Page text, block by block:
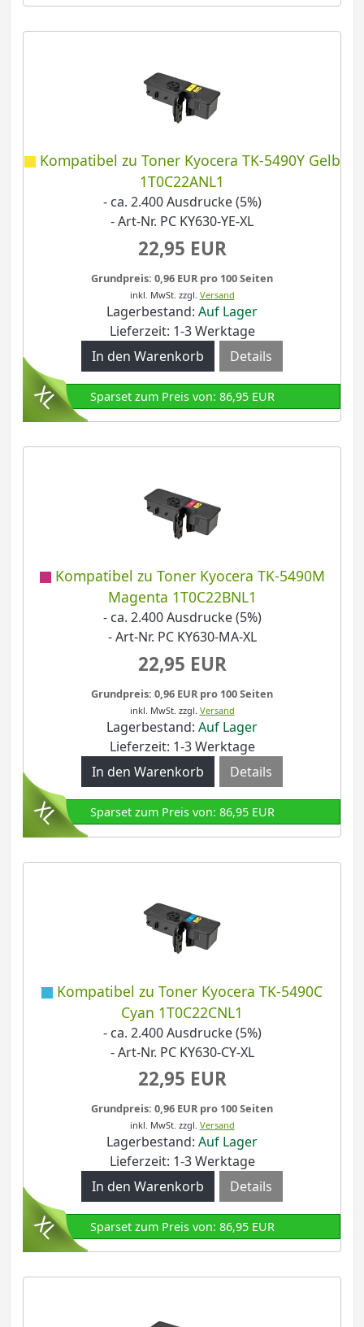
Kompatibel zu Toner Kyocera TK-5490Y Gelb
1T0C22ANL1
- ca. 2.400 Ausdrucke (5%)
- Art-Nr. PC KY630-YE-XL
22,95 EUR
Grundpreis: 0,96 EUR pro 100 Seiten
inkl. MwSt. zzgl. Versand
Lagerbestand: Auf Lager
Lieferzeit: 1-3 Werktage
Details
Sparset zum Preis von: 86,95 EUR
Kompatibel zu Toner Kyocera TK-5490M
Magenta 1T0C22BNL1
- ca. 2.400 Ausdrucke (5%)
- Art-Nr. PC KY630-MA-XL
22,95 EUR
Grundpreis: 0,96 EUR pro 100 Seiten
inkl. MwSt. zzgl. Versand
Lagerbestand: Auf Lager
Lieferzeit: 1-3 Werktage
Details
Sparset zum Preis von: 86,95 EUR
Kompatibel zu Toner Kyocera TK-5490C
Cyan 1T0C22CNL1
- ca. 2.400 Ausdrucke (5%)
- Art-Nr. PC KY630-CY-XL
22,95 EUR
Grundpreis: 0,96 EUR pro 100 Seiten
inkl. MwSt. zzgl. Versand
Lagerbestand: Auf Lager
Lieferzeit: 1-3 Werktage
Details
Sparset zum Preis von: 86,95 EUR